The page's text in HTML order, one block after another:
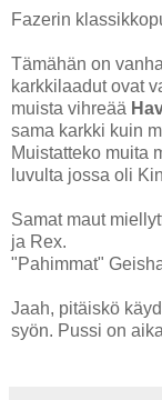
Fazerin
Tämähän on
karkkilaadut ovat
muista vihreää
sama karkki kuin
Muistatteko muita
luvulta jossa oli
Samat maut
ja Rex.
"Pahimmat"
Jaah, pitäiskö
syön. Pussi on